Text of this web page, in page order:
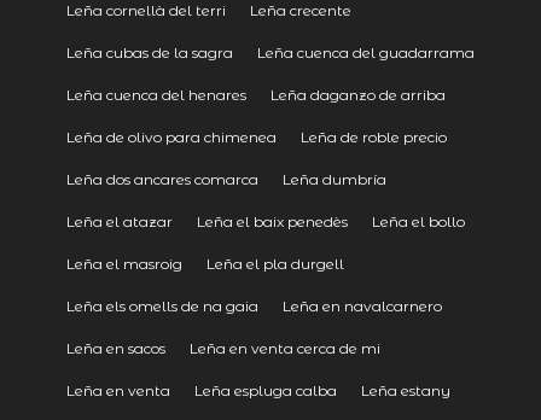
Leña cornellà del terri Leña crecente
Leña cubas de la sagra Leña cuenca del guadarrama
Leña cuenca del henares Leña daganzo de arriba
Leña de olivo para chimenea Leña de roble precio
Leña dos ancares comarca Leña dumbría
Leña el atazar Leña el baix penedès Leña el bollo
Leña el masroig Leña el pla durgell
Leña els omells de na gaia Leña en navalcarnero
Leña en sacos Leña en venta cerca de mi
Leña en venta Leña espluga calba Leña estany